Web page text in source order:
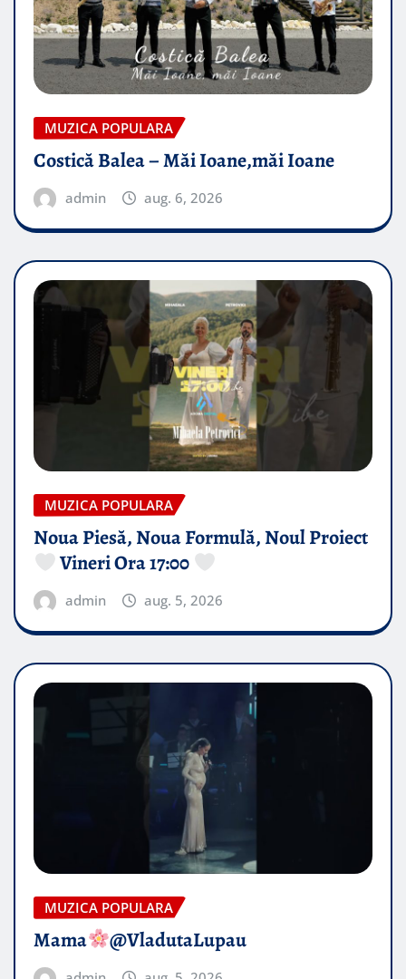
MUZICA POPULARA
Costică Balea – Măi Ioane,măi Ioane
admin aug. 6, 2026
MUZICA POPULARA
Noua Piesă, Noua Formulă, Noul Proiect
Vineri Ora 17:00
admin aug. 5, 2026
MUZICA POPULARA
Mama @VladutaLupau